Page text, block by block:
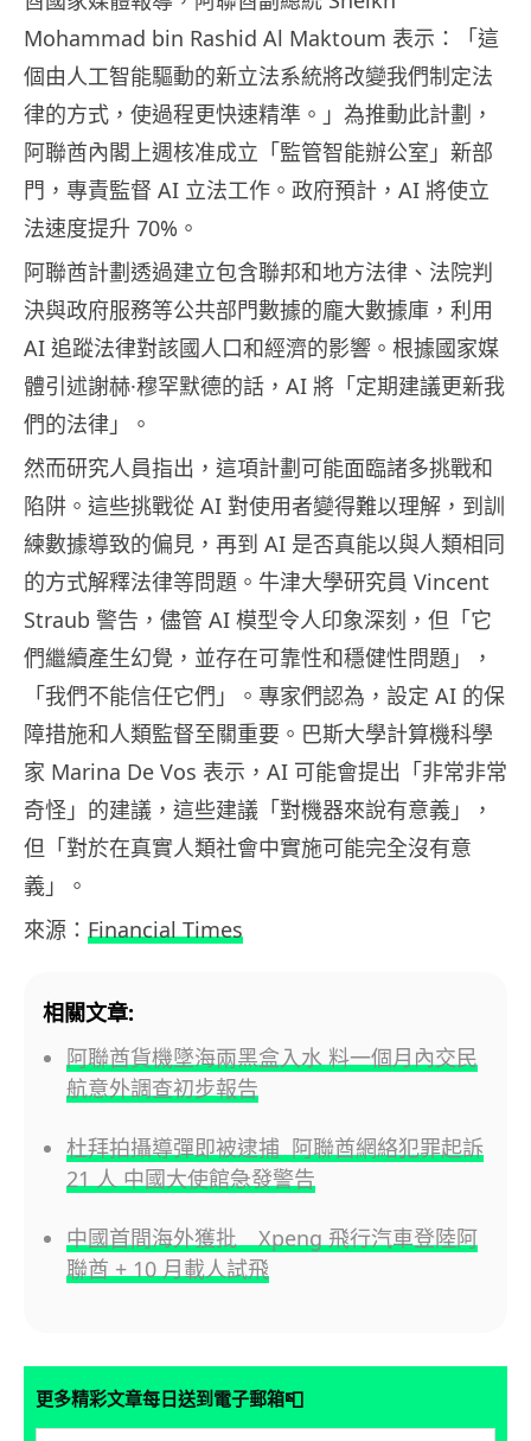
Mohammad bin Rashid Al Maktoum 表示：「這
個由人工智能驅動的新立法系統將改變我們制定法
律的方式，使過程更快速精準。」為推動此計劃，
阿聯酋內閣上週核准成立「監管智能辦公室」新部
門，專責監督 AI 立法工作。政府預計，AI 將使立
法速度提升 70%。
阿聯酋計劃透過建立包含聯邦和地方法律、法院判
決與政府服務等公共部門數據的龐大數據庫，利用
AI 追蹤法律對該國人口和經濟的影響。根據國家媒
體引述謝赫·穆罕默德的話，AI 將「定期建議更新我
們的法律」。
然而研究人員指出，這項計劃可能面臨諸多挑戰和
陷阱。這些挑戰從 AI 對使用者變得難以理解，到訓
練數據導致的偏見，再到 AI 是否真能以與人類相同
的方式解釋法律等問題。牛津大學研究員 Vincent
Straub 警告，儘管 AI 模型令人印象深刻，但「它
們繼續產生幻覺，並存在可靠性和穩健性問題」，
「我們不能信任它們」。專家們認為，設定 AI 的保
障措施和人類監督至關重要。巴斯大學計算機科學
家 Marina De Vos 表示，AI 可能會提出「非常非常
奇怪」的建議，這些建議「對機器來說有意義」，
但「對於在真實人類社會中實施可能完全沒有意
義」。
來源： Financial Times
相關文章:
阿聯酋貨機墜海兩黑盒入水 料一個月內交民
航意外調查初步報告
杜拜拍攝導彈即被逮捕 阿聯酋網絡犯罪起訴
21 人 中國大使館急發警告
中國首間海外獲批 Xpeng 飛行汽車登陸阿
聯酋 + 10 月載人試飛
更多精彩文章每日送到電子郵箱📮